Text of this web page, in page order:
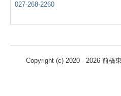
027-268-2260
Copyright (c) 2020 - 2026 前橋